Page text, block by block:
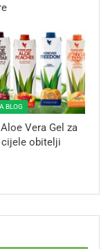
BLOG
Vera Gel za
cijele obitelji